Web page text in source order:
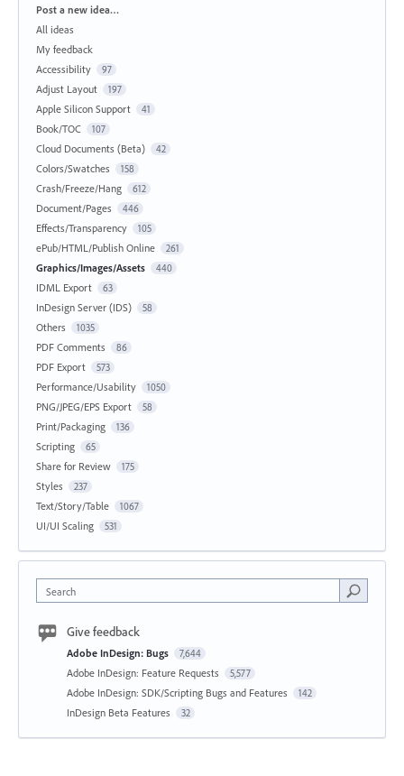
Categories
Post a new idea…
All ideas
My feedback
Accessibility
97
Adjust Layout 197
Apple Silicon Support 41
Book/TOC 107
Cloud Documents (Beta) 42
Colors/Swatches 158
Crash/Freeze/Hang 612
Document/Pages 446
Effects/Transparency 105
ePub/HTML/Publish Online 261
Graphics/Images/Assets 440
IDML Export 63
InDesign Server (IDS) 58
Others 1035
PDF Comments 86
PDF Export 573
Performance/Usability 1050
PNG/JPEG/EPS Export 58
Print/Packaging 136
Scripting 65
Share for Review 175
Styles 237
Text/Story/Table 1067
UI/UI Scaling 531
Search
Give feedback
Adobe InDesign: Bugs 7,644
Adobe InDesign: Feature Requests 5,577
Adobe InDesign: SDK/Scripting Bugs and Features 142
InDesign Beta Features 32